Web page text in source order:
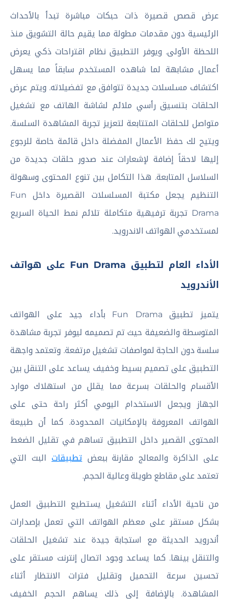
عرض قصص قصيرة ذات حبكات مباشرة تبدأ بالأحداث
الرئيسية دون مقدمات مطولة مما يقيم حالة التشويق منذ
اللحظة الأولى. ويوفر التطبيق نظام اقتراحات ذكي يعرض
أعمال مشابهة لما شاهده المستخدم سابقاً مما يسهل
اكتشاف مسلسلات جديدة تتوافق مع تفضيلاته. ويتم عرض
الحلقات بتنسيق رأسي ملائم لشاشة الهاتف مع تشغيل
متواصل للحلقات المتتابعة لتعزيز تجربة المشاهدة السلسة.
ويتيح لك حفظ الأعمال المفضلة داخل قائمة خاصة للرجوع
إليها لاحقاً إضافة لإشعارات عند صدور حلقات جديدة من
السلاسل المتابعة. هذا التكامل بين تنوع المحتوى وسهولة
التنظيم يجعل مكتبة المسلسلات القصيرة داخل Fun
Drama تجربة ترفيهية متكاملة تلائم نمط الحياة السريع
لمستخدمي الهواتف الاندرويد.
الأداء العام لتطبيق Fun Drama على هواتف
الأندرويد
يتميز تطبيق Fun Drama بأداء جيد على الهواتف
المتوسطة والضعيفة حيث تم تصميمه ليوفر تجربة مشاهدة
سلسة دون الحاجة لمواصفات تشغيل مرتفعة. وتعتمد واجهة
التطبيق على تصميم بسيط وخفيف يساعد على التنقل بين
الأقسام والحلقات بسرعة مما يقلل من استهلاك موارد
الجهاز ويجعل الاستخدام اليومي أكثر راحة حتى على
الهواتف المعروفة بالإمكانيات المحدودة. كما أن طبيعة
المحتوى القصير داخل التطبيق تساهم في تقليل الضغط
على الذاكرة والمعالج مقارنة ببعض تطبيقات البث التي
تعتمد على مقاطع طويلة وعالية الحجم.
من ناحية الأداء أثناء التشغيل يستطيع التطبيق العمل
بشكل مستقر على معظم الهواتف التي تعمل بإصدارات
أندرويد الحديثة مع استجابة جيدة عند تشغيل الحلقات
والتنقل بينها. كما يساعد وجود اتصال إنترنت مستقر على
تحسين سرعة التحميل وتقليل فترات الانتظار أثناء
المشاهدة. بالإضافة إلى ذلك يساهم الحجم الخفيف